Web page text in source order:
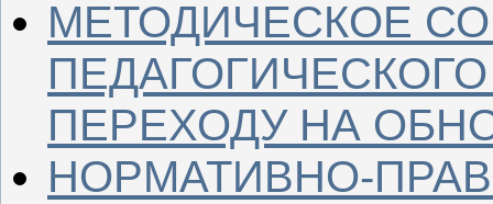
МЕТОДИЧЕСКОЕ
ПЕРЕХОДУ НА
НОРМАТИВНО-